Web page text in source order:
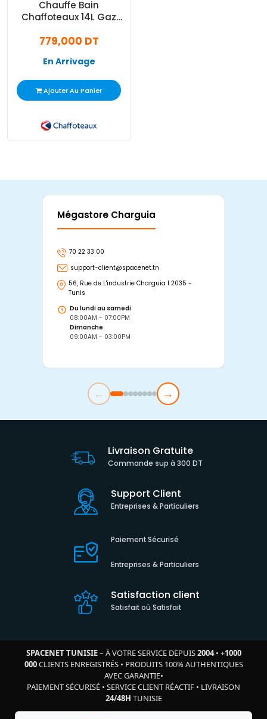
Chauffe Bain
Chaffoteaux 14L Gaz
779,000 DT
En Arrivage
Ajouter Au Panier
Mégastore Charguia
70 22 33 00
support-client@spacenet.tn
56, Rue de L'industrie Charguia I 2035 -
Tunis
Du lundi au samedi
08:00AM - 07:00PM
Dimanche
09:00AM - 03:00PM
← →
Livraison Gratuite
Commande sup à 300 DT
Support Client
Entreprises & Particuliers
Paiement Sécurisé
Entreprises & Particuliers
Satisfaction client
Satisfait où Satisfait
SPACENET TUNISIE– À VOTRE SERVICE DEPUIS2004• +1000
000CLIENTS ENREGISTRÉS• PRODUITS 100% AUTHENTIQUES
AVEC GARANTIE•
PAIEMENT SÉCURISÉ • SERVICE CLIENT RÉACTIF • LIVRAISON
24/48H TUNISIE